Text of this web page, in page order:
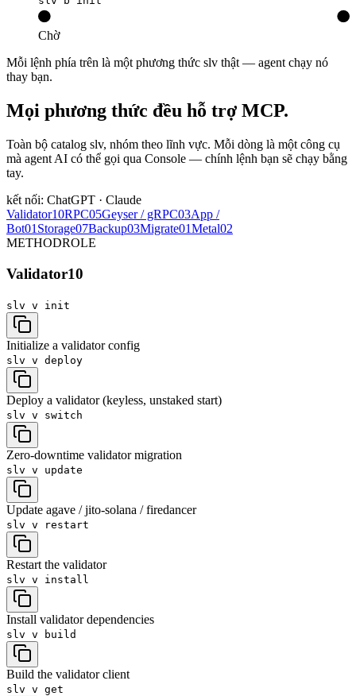
Chờ
Mỗi lệnh phía trên là một phương thức slv thật — agent chạy nó
thay bạn.
Mọi phương thức đều hỗ trợ MCP.
Toàn bộ catalog slv, nhóm theo lĩnh vực. Mỗi dòng là một công cụ
mà agent AI có thể gọi qua Console — chính lệnh bạn sẽ chạy bằng
tay.
kết nối: ChatGPT · Claude
Validator10RPC05Geyser / gRPC03App /
Bot01 Storage07Backup03Migrate01Metal02
METHODROLE
Validator10
slv v init
Initialize a validator config
slv v deploy
Deploy a validator (keyless, unstaked start)
slv v switch
Zero-downtime validator migration
slv v update
Update agave / jito-solana / firedancer
slv v restart
Restart the validator
slv v install
Install validator dependencies
slv v build
Build the validator client
slv v get